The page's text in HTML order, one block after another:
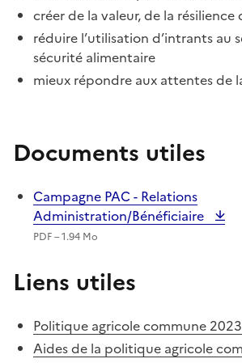
créer de la valeur, de la
réduire l’utilisation d’intrants au
sécurité alimentaire
mieux répondre aux attentes de
Documents utiles
Campagne PAC - Relations
Administration/Bénéficiaire
PDF – 1.94 Mo
Liens utiles
Politique agricole commune
Aides de la politique agricole